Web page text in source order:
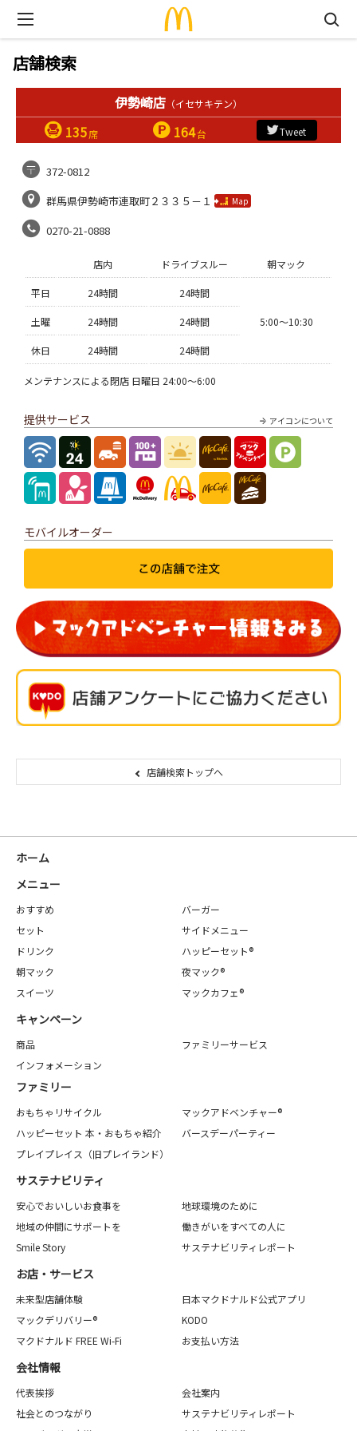
店舗検索
伊勢崎店 （イセサキテン）
135 席 164台 Tweet
372-0812
群馬県伊勢崎市連取町２３３５－１
Map
0270-21-0888
店内 ドライブスルー 朝マック
平日 24時間 24時間
5:00〜10:30
土曜 24時間 24時間
休日 24時間 24時間
メンテナンスによる閉店 日曜日 24:00～6:00
アイコンについて
提供サービス
モバイルオーダー
店舗検索トップへ
ホーム
メニュー
おすすめ
バーガー
セット
サイドメニュー
ドリンク
ハッピーセット®
朝マック
夜マック®
スイーツ
マックカフェ®
キャンペーン
商品
ファミリーサービス
インフォメーション
ファミリー
おもちゃリサイクル
マックアドベンチャー®
ハッピーセット 本・おもちゃ紹介
バースデーパーティー
プレイプレイス（旧プレイランド）
サステナビリティ
安心でおいしいお食事を
地球環境のために
地域の仲間にサポートを
働きがいをすべての人に
Smile Story
サステナビリティレポート
お店・サービス
未来型店舗体験
日本マクドナルド公式アプリ
マックデリバリー®
KODO
マクドナルド FREE Wi-Fi
お支払い方法
会社情報
代表挨拶
会社案内
社会とのつながり
サステナビリティレポート